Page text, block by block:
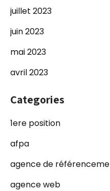
juillet 2023
juin 2023
mai 2023
avril 2023
Categories
1ere position
afpa
agence de
agence web